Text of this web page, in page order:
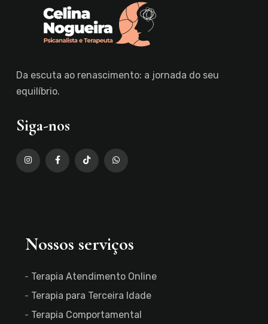
Da escuta ao renascimento: a jornada do seu
equilíbrio.
Siga-nos
Nossos serviços
Terapia Atendimento Online
Terapia para Terceira Idade
Terapia Comportamental